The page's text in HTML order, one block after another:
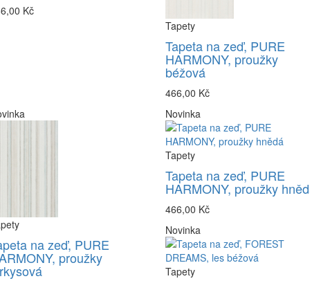
Kč
Tapety
Tapeta na zeď, PURE
HARMONY, proužky
béžová
466,00 Kč
na zeď, PURE
proužky
Novinka
Tapety
Tapeta na zeď, PURE
HARMONY, proužky
466,00 Kč
Novinka
Tapety